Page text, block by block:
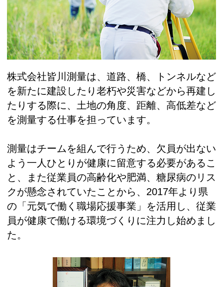
株式会社皆川測量は、道路、橋、トンネルなど
を新たに建設したり老朽や災害などから再建し
たりする際に、土地の角度、距離、高低差など
を測量する仕事を担っています。
測量はチームを組んで行うため、欠員が出ない
よう一人ひとりが健康に留意する必要があるこ
と、また従業員の高齢化や肥満、糖尿病のリス
クが懸念されていたことから、2017年より県
の「元気で働く職場応援事業」を活用し、従業
員が健康で働ける環境づくりに注力し始めまし
た。